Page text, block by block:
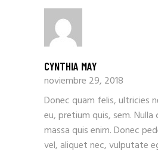
CYNTHIA MAY
noviembre 29, 2018
Donec quam felis, ultricies
eu, pretium quis, sem.
massa quis enim. Donec
vel, aliquet nec, vulputate